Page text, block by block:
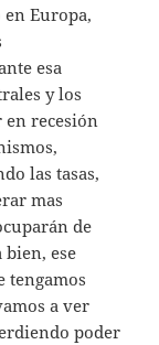
en Europa,
esa
y los
recesión
las tasas,
mas
de
ese
tengamos
a ver
poder